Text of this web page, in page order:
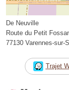
De Neuville
Route du Petit
77130 Varennes-sur-
Trajet